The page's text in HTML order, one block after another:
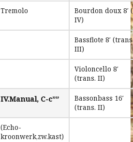
Tremolo
Bourdon doux 8′
IV)
Bassflote 8′
III)
Violoncello 8′
(trans. II)
IV.Manual, C-c””
Bassonbass 16′
(trans. II)
(Echo-
kroonwerk,zw.kast)